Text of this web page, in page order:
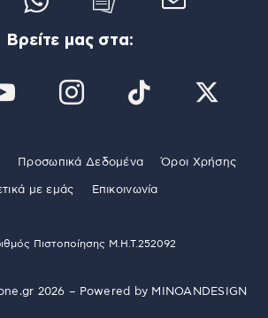
Βρείτε μας στα:
Προσωπικά Δεδομένα Όροι Χρήσης
με εμάς Επικοινωνία
Πιστοποίησης Μ.Η.Τ.252092
2026 – Powered by MINOANDESIGN